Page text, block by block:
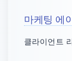
마케팅 에
클라이언트